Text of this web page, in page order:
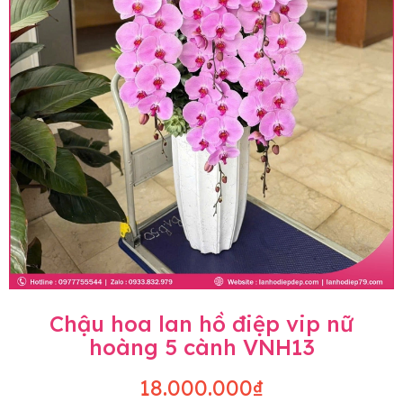
Chậu hoa lan hồ điệp vip nữ
hoàng 5 cành VNH13
18.000.000₫